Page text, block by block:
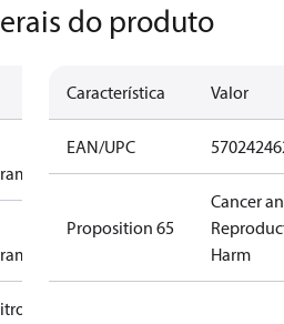
do produto
Característica Valor
EAN/UPC
Proposition 65
Cancer
Harm